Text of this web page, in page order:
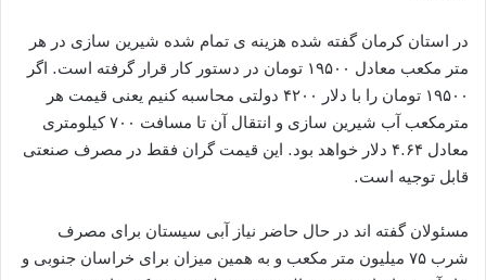
در استان کرمان گفته شده هزینه ی تمام شده شیرین سازی در هر
متر مکعب معادل ۱۹۵۰۰ تومان در دستور کار قرار گرفته است. اگر
۱۹۵۰۰ تومان را با دلار ۴۲۰۰ دولتی محاسبه کنیم یعنی قیمت هر
مترمکعب آب شیرین سازی و انتقال آن تا مسافت ۷۰۰ کیلومتری
معادل ۴.۶۴ دلار خواهد بود. این قیمت گران فقط در مصرف صنعتی
قابل توجیه است.
مسئولان گفته اند در حال حاضر نیاز آبی سیستان برای مصرف
شرب ۷۵ میلیون متر مکعب و به همین میزان برای خراسان جنوبی و